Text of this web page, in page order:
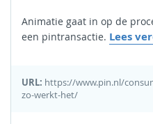
Animatie gaat in op de
een pintransactie. Lees
URL: https://www.pin.nl/
zo-werkt-het/